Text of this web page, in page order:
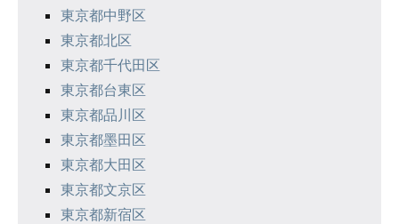
東京都中野区
東京都北区
東京都千代田区
東京都台東区
東京都品川区
東京都墨田区
東京都大田区
東京都文京区
東京都新宿区